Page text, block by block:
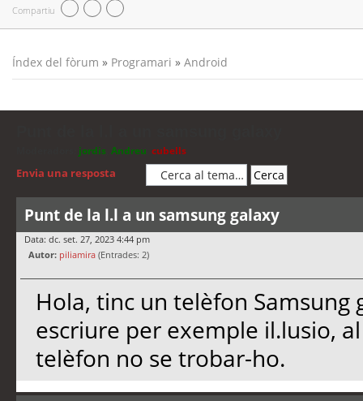
Compartiu
Índex del fòrum » Programari » Android
jordis Andreu cubells
Envia una resposta
Punt de la l.l a un samsung galaxy
Data: dc. set. 27, 2023 4:44 pm
Autor: piliamira (Entrades: 2)
Hola, tinc un telèfon
escriure per exemple il.lusio,
telèfon no se trobar-ho.